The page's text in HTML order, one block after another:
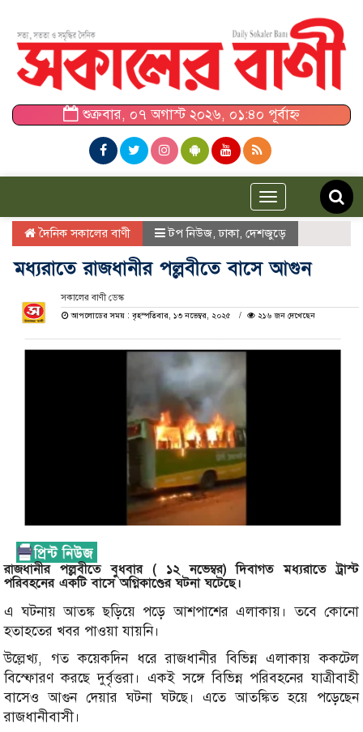
শুক্রবার, ০৭ অগাস্ট ২০২৬, ০১:৪০ পূর্বাহ্ন
Toggle
navigation
দৈনিক সকালের বাণী টপ নিউজ ,ঢাকা, দেশজুড়ে
মধ্যরাতে রাজধানীর পল্লবীতে বাসে আগুন
সকালের বাণী ডেস্ক
আপলোডের সময় : বৃহস্পতিবার, ১৩ নভেম্বর, ২০২৫
২১৬ জন দেখেছেন
রাজধানীর পল্লবীতে বুধবার ( ১২ নভেম্বর) দিবাগত মধ্যরাতে ট্রাস্ট
পরিবহনের একটি বাসে অগ্নিকাণ্ডের ঘটনা ঘটেছে।
এ ঘটনায় আতঙ্ক ছড়িয়ে পড়ে আশপাশের এলাকায়। তবে কোনো
হতাহতের খবর পাওয়া যায়নি।
উল্লেখ্য, গত কয়েকদিন ধরে রাজধানীর বিভিন্ন এলাকায় ককটেল
বিস্ফোরণ করছে দুর্বৃত্তরা। ‌একই সঙ্গে বিভিন্ন পরিবহনের যাত্রীবাহী
বাসেও আগুন দেয়ার ঘটনা ঘটছে। এতে আতঙ্কিত হয়ে পড়েছেন
রাজধানীবাসী।